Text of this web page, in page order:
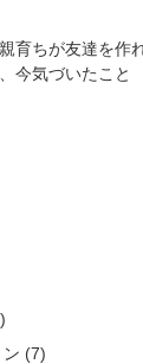
育ちが友達を作
今気づいたこと
ン (7)